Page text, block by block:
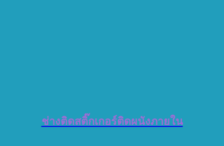
ช่างติดสติ๊กเกอร์ติดผนังภายใน